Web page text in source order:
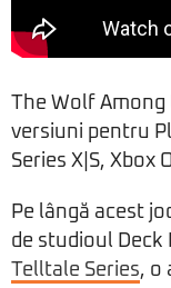
The Wolf
versiuni pentru
Series X|S, Xbox
Pe lângă acest
de studioul Deck
Telltale Series, o